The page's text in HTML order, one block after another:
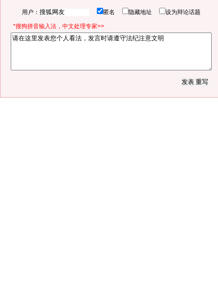
用户： 匿名 隐藏地址 设为辩论话题
*搜狗拼音输入法，中文处理专家>>